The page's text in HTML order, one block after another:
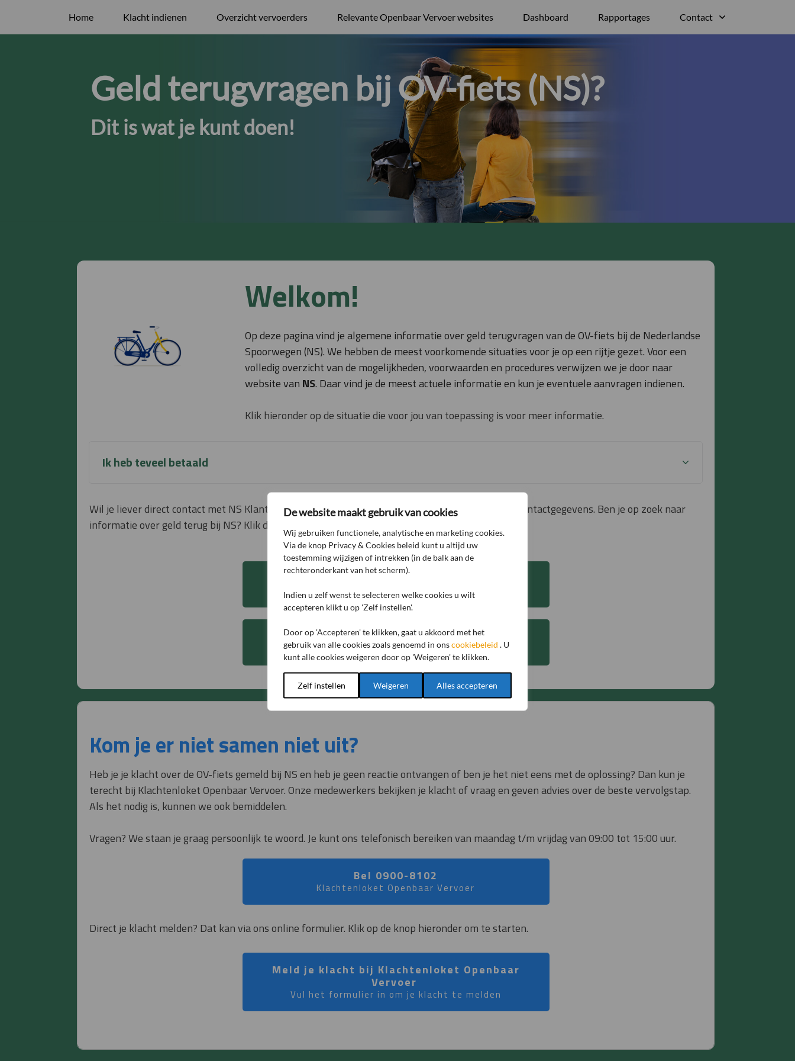
De website maakt gebruik van cookies
Wij gebruiken functionele, analytische en marketing cookies.
Via de knop Privacy & Cookies beleid kunt u altijd uw
toestemming wijzigen of intrekken (in de balk aan de
rechteronderkant van het scherm).
Indien u zelf wenst te selecteren welke cookies u wilt
accepteren klikt u op 'Zelf instellen'.
Door op 'Accepteren' te klikken, gaat u akkoord met het
gebruik van alle cookies zoals genoemd in onscookiebeleid . U
kunt alle cookies weigeren door op 'Weigeren' te klikken.
Zelf instellen Weigeren Alles accepteren
Home Klacht indienen Overzicht vervoerders Relevante Openbaar Vervoer websites Dashboard Rapportages Contact
Geld terugvragen bij OV-fiets (NS)?
Dit is wat je kunt doen!
Welkom!
Op deze pagina vind je algemene informatie over geld terugvragen van de OV-fiets bij de Nederlandse
Spoorwegen (NS). We hebben de meest voorkomende situaties voor je op een rijtje gezet. Voor een
volledig overzicht van de mogelijkheden, voorwaarden en procedures verwijzen we je door naar
website van NS. Daar vind je de meest actuele informatie en kun je eventuele aanvragen indienen.
Klik hieronder op de situatie die voor jou van toepassing is voor meer informatie.
Ik heb teveel betaald
Wil je liever direct contact met NS Klantenservice over de OV-fiets? Klik dan op de knop voor de contactgegevens. Ben je op zoek naar
informatie over geld terug bij NS? Klik dan op de knop voor meer algemene informatie.
Contactgegevens NS Klantenservice
Ga direct naar alle contactinformatie
Algemene informatie over geld terug bij NS
Ga direct naar de website van NS Klantenservice
Kom je er niet samen niet uit?
Heb je je klacht over de OV-fiets gemeld bij NS en heb je geen reactie ontvangen of ben je het niet eens met de oplossing? Dan kun je
terecht bij Klachtenloket Openbaar Vervoer. Onze medewerkers bekijken je klacht of vraag en geven advies over de beste vervolgstap.
Als het nodig is, kunnen we ook bemiddelen.
Vragen? We staan je graag persoonlijk te woord. Je kunt ons telefonisch bereiken van maandag t/m vrijdag van 09:00 tot 15:00 uur.
Bel 0900-8102
Klachtenloket Openbaar Vervoer
Direct je klacht melden? Dat kan via ons online formulier. Klik op de knop hieronder om te starten.
Meld je klacht bij Klachtenloket Openbaar
Vervoer
Vul het formulier in om je klacht te melden